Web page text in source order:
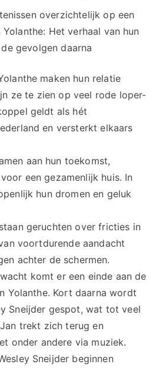
overzichtelijk op een
Het verhaal van hun
gevolgen daarna
maken hun relatie
ze te zien op veel rode loper-
geldt als hét
en versterkt elkaars
aan hun toekomst,
een gezamenlijk huis. In
hun dromen en geluk
geruchten over fricties in
voortdurende aandacht
achter de schermen.
komt er een einde aan de
Yolanthe. Kort daarna wordt
Sneijder gespot, wat tot veel
trekt zich terug en
onder andere via muziek.
Sneijder beginnen